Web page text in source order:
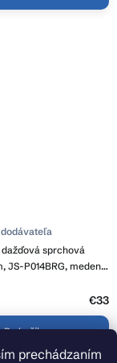
prechádzaním
sprchová
JS-P014BRG, medená
€33
Do košíka